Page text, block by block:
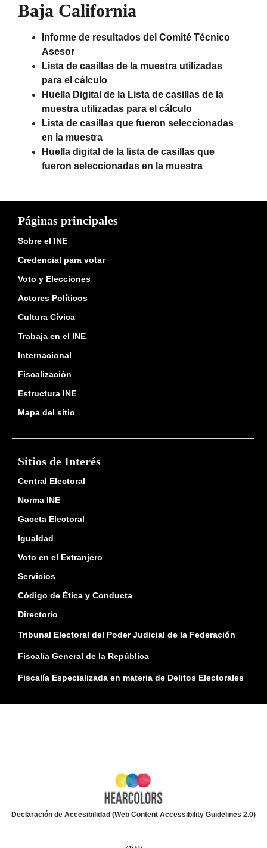
Baja California
Informe de resultados del Comité Técnico
Asesor
Lista de casillas de la muestra utilizadas
para el cálculo
Huella Digital de la Lista de casillas de la
muestra utilizadas para el cálculo
Lista de casillas que fueron seleccionadas
en la muestra
Huella digital de la lista de casillas que
fueron seleccionadas en la muestra
Páginas principales
Sobre el INE
Credencial para votar
Voto y Elecciones
Actores Políticos
Cultura Cívica
Trabaja en el INE
Internacional
Fiscalización
Estructura INE
Mapa del sitio
Sitios de Interés
Central Electoral
Norma INE
Gaceta Electoral
Igualdad
Voto en el Extranjero
Servicios
Código de Ética y Conducta
Directorio
Tribunal Electoral del Poder Judicial de la Federación
Fiscalía General de la República
Fiscalía Especializada en materia de Delitos Electorales
Declaración de Accesibilidad (Web Content Accessibility Guidelines 2.0)